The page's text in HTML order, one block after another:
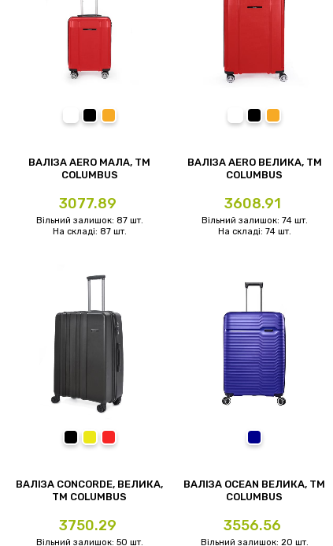
ВАЛІЗА AERO МАЛА, ТМ
COLUMBUS
Ціна
3077.89
Вільний залишок: 87 шт.
На складі: 87 шт.
ВАЛІЗА AERO ВЕЛИКА, ТМ
COLUMBUS
Ціна
3608.91
Вільний залишок: 74 шт.
На складі: 74 шт.
ВАЛІЗА CONCORDE, ВЕЛИКА,
TM COLUMBUS
Ціна
3750.29
Вільний залишок: 50 шт.
ВАЛІЗА OCEAN ВЕЛИКА, TM
COLUMBUS
Ціна
3556.56
Вільний залишок: 20 шт.